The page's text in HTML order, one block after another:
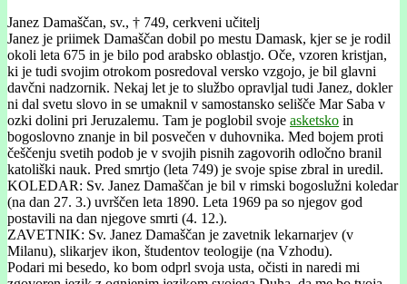
Janez Damaščan, sv., † 749, cerkveni učitelj
Janez je priimek Damaščan dobil po mestu Damask, kjer se je rodil
okoli leta 675 in je bilo pod arabsko oblastjo. Oče, vzoren kristjan,
ki je tudi svojim otrokom posredoval versko vzgojo, je bil glavni
davčni nadzornik. Nekaj let je to službo opravljal tudi Janez, dokler
ni dal svetu slovo in se umaknil v samostansko selišče Mar Saba v
ozki dolini pri Jeruzalemu. Tam je poglobil svoje asketsko in
bogoslovno znanje in bil posvečen v duhovnika. Med bojem proti
češčenju svetih podob je v svojih pisnih zagovorih odločno branil
katoliški nauk. Pred smrtjo (leta 749) je svoje spise zbral in uredil.
KOLEDAR: Sv. Janez Damaščan je bil v rimski bogoslužni koledar
(na dan 27. 3.) uvrščen leta 1890. Leta 1969 pa so njegov god
postavili na dan njegove smrti (4. 12.).
ZAVETNIK: Sv. Janez Damaščan je zavetnik lekarnarjev (v
Milanu), slikarjev ikon, študentov teologije (na Vzhodu).
Podari mi besedo, ko bom odprl svoja usta, očisti in naredi mi